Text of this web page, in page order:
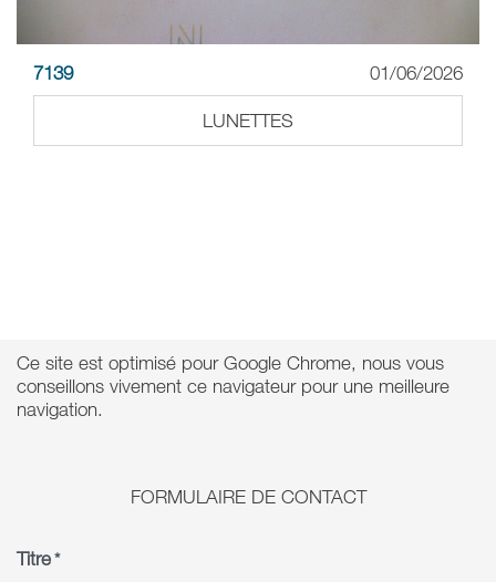
7139 01/06/2026
LUNETTES
Ce site est optimisé pour Google Chrome, nous vous
conseillons vivement ce navigateur pour une meilleure
navigation.
FORMULAIRE DE CONTACT
Titre*